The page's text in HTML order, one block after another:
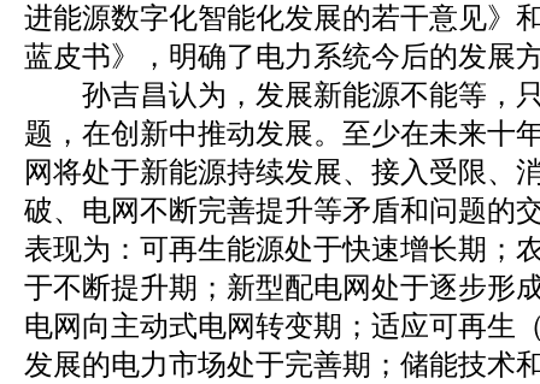
进能源数字化智能化发展的若干意见》
蓝皮书》，明确了电力系统今后的发展
孙吉昌认为，发展新能源不能等，
题，在创新中推动发展。至少在未来十
网将处于新能源持续发展、接入受限、
破、电网不断完善提升等矛盾和问题的
表现为：可再生能源处于快速增长期；
于不断提升期；新型配电网处于逐步形
电网向主动式电网转变期；适应可再生
发展的电力市场处于完善期；储能技术